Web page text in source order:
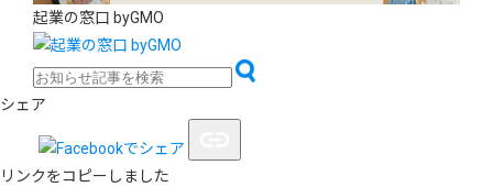
起業の窓口 byGMO
シェア
リンクをコピーしました